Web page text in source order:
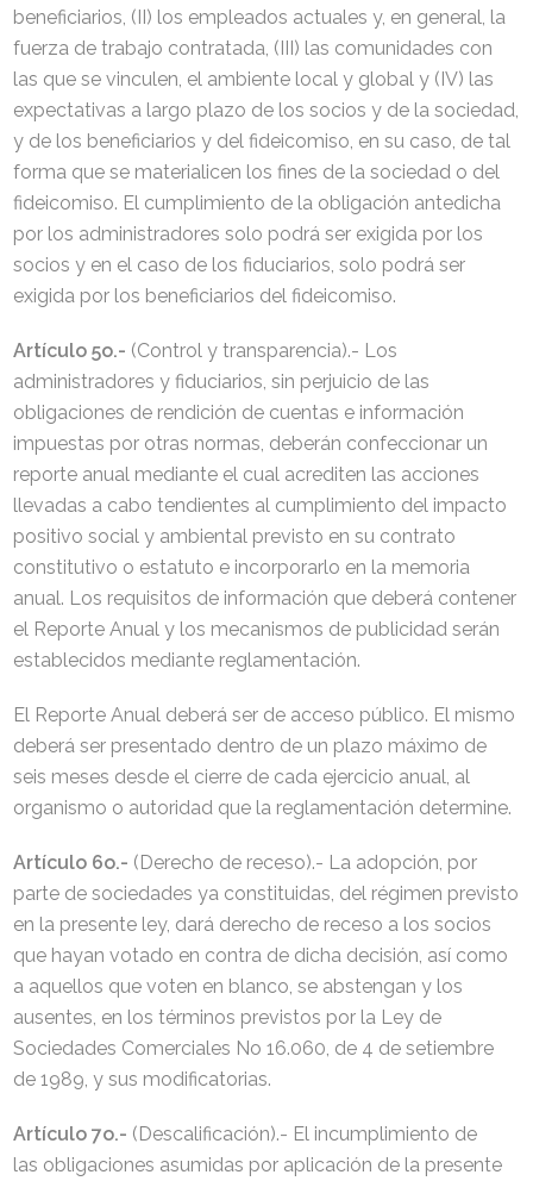
beneficiarios, (II) los empleados actuales y, en general, la
fuerza de trabajo contratada, (III) las comunidades con
las que se vinculen, el ambiente local y global y (IV) las
expectativas a largo plazo de los socios y de la sociedad,
y de los beneficiarios y del fideicomiso, en su caso, de tal
forma que se materialicen los fines de la sociedad o del
fideicomiso. El cumplimiento de la obligación antedicha
por los administradores solo podrá ser exigida por los
socios y en el caso de los fiduciarios, solo podrá ser
exigida por los beneficiarios del fideicomiso.
Artículo 5o.- (Control y transparencia).- Los
administradores y fiduciarios, sin perjuicio de las
obligaciones de rendición de cuentas e información
impuestas por otras normas, deberán confeccionar un
reporte anual mediante el cual acrediten las acciones
llevadas a cabo tendientes al cumplimiento del impacto
positivo social y ambiental previsto en su contrato
constitutivo o estatuto e incorporarlo en la memoria
anual. Los requisitos de información que deberá contener
el Reporte Anual y los mecanismos de publicidad serán
establecidos mediante reglamentación.
El Reporte Anual deberá ser de acceso público. El mismo
deberá ser presentado dentro de un plazo máximo de
seis meses desde el cierre de cada ejercicio anual, al
organismo o autoridad que la reglamentación determine.
Artículo 6o.- (Derecho de receso).- La adopción, por
parte de sociedades ya constituidas, del régimen previsto
en la presente ley, dará derecho de receso a los socios
que hayan votado en contra de dicha decisión, así como
a aquellos que voten en blanco, se abstengan y los
ausentes, en los términos previstos por la Ley de
Sociedades Comerciales No 16.060, de 4 de setiembre
de 1989, y sus modificatorias.
Artículo 7o.- (Descalificación).- El incumplimiento de
las obligaciones asumidas por aplicación de la presente